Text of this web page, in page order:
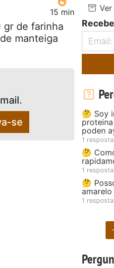
15 min
gr de farinha
manteiga
.
se
🤔 Soy
poden
1
🤔
1
🤔
1